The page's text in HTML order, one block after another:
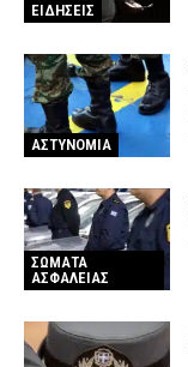
ΕΙΔΗΣΕΙΣ
ΑΣΤΥΝΟΜΙΑ
ΣΩΜΑΤΑ
ΑΣΦΑΛΕΙΑΣ